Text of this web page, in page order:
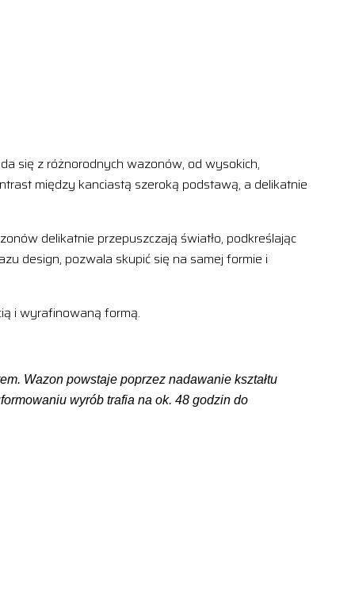
się z różnorodnych wazonów, od wysokich,
między kanciastą szeroką podstawą, a delikatnie
delikatnie przepuszczają światło, podkreślając
design, pozwala skupić się na samej formie i
i wyrafinowaną formą.
Wazon powstaje poprzez nadawanie kształtu
wyrób trafia na ok. 48 godzin do